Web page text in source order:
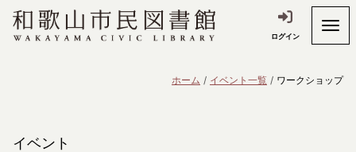
ログイン
ホーム イベント一覧 ワークショップ
イベント